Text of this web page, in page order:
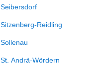
Seibersdorf
Sitzenberg-Reidling
Sollenau
St. Andrä-Wördern